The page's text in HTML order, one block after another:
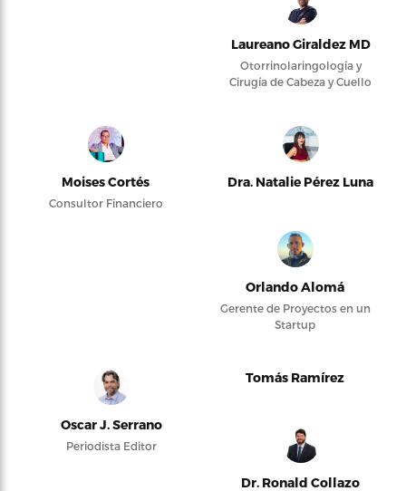
Laureano Giraldez MD
Otorrinolaringología y
Cirugía de Cabeza y Cuello
Moises Cortés
Consultor Financiero
Dra. Natalie Pérez Luna
Orlando Alomá
Gerente de Proyectos en un
Startup
Oscar J. Serrano
Periodista Editor
Tomás Ramírez
Dr. Ronald Collazo